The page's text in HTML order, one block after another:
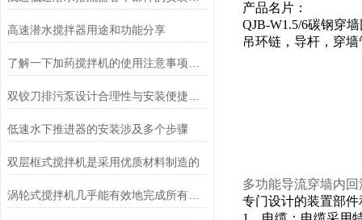
高速潜水搅拌器用途和功能分享
低速水下推进器的安装涉及多个步骤
双层框式搅拌机是采用优质材料制造的
涡轮式搅拌机几乎能有效地完成所有的搅拌操作
产品名片：
QJB-W1.5/6碳钢穿
吊环链，导杆，穿
多功能导流穿墙内
专门设计的装置部